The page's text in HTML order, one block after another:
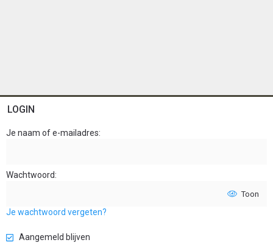
LOGIN
Je naam of e-mailadres
Wachtwoord
Toon
Je wachtwoord vergeten?
Aangemeld blijven